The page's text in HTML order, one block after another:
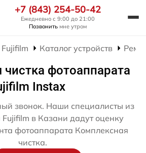
+7 (843) 254-50-42
Ежедневно с 9:00 до 21:00
Позвонить мне утром
Каталог устройств
фотоаппарата
Instax
звонок. Наши специалисты из
Fujifilm в Казани дадут оценку
фотоаппарата Комплексная
чистка.